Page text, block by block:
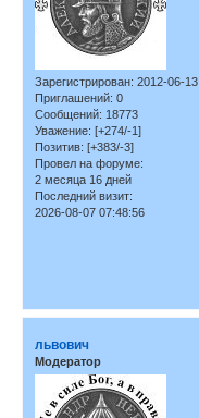
Зарегистрирован: 2012-06-13
Приглашений: 0
Сообщений: 18773
Уважение: [+274/-1]
Позитив: [+383/-3]
Провел на форуме:
2 месяца 16 дней
Последний визит:
2026-08-07 07:48:56
львович
Модератор